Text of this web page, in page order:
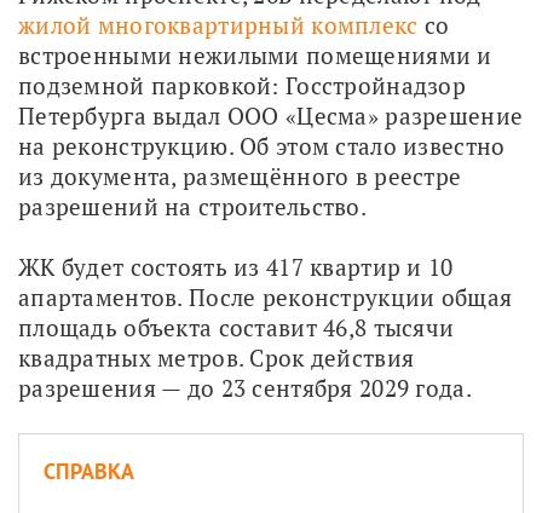
жилой многоквартирный комплекс со
встроенными нежилыми помещениями и
подземной парковкой: Госстройнадзор
Петербурга выдал ООО «Цесма» разрешение
на реконструкцию. Об этом стало известно
из документа, размещённого в реестре
разрешений на строительство.
ЖК будет состоять из 417 квартир и 10
апартаментов. После реконструкции общая
площадь объекта составит 46,8 тысячи
квадратных метров. Срок действия
разрешения — до 23 сентября 2029 года.
СПРАВКА